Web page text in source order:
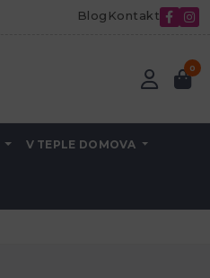
Blog Kontakt
0
V TEPLE DOMOVA